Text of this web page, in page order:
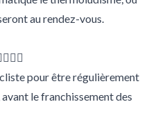
au rendez-vous.
pour être régulièrement
le franchissement des